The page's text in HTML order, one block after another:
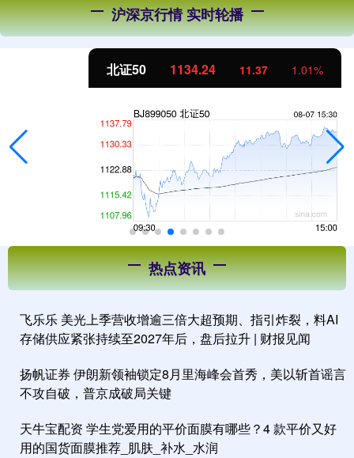
沪深京行情 实时轮播
北证50 1134.24 11.37 1.01%
热点资讯
飞乐乐 美光上季营收增逾三倍大超预期、指引炸裂，料AI
存储供应紧张持续至2027年后，盘后拉升 | 财报见闻
扬帆证券 伊朗新领袖锁定8月里海峰会首秀，美以斩首谣言
不攻自破，普京成破局关键
天牛宝配资 学生党爱用的平价面膜有哪些？4 款平价又好
用的国货面膜推荐_肌肤_补水_水润